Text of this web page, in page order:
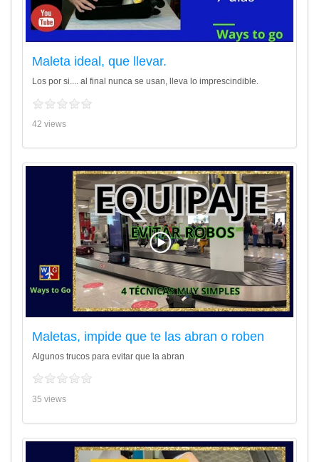
Maleta ideal, que llevar.
Los por si.... al final nunca se usan, lleva lo imprescindible.
42 views
Maletas, impide que te las abran o roben
Algunos trucos para evitar que la abran
35 views